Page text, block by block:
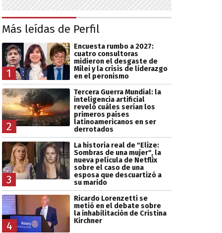
Más leídas de Perfil
1
Encuesta rumbo a 2027:
cuatro consultoras
midieron el desgaste de
Milei y la crisis de liderazgo
en el peronismo
2
Tercera Guerra Mundial: la
inteligencia artificial
reveló cuáles serían los
primeros países
latinoamericanos en ser
derrotados
3
La historia real de "Elize:
Sombras de una mujer", la
nueva película de Netflix
sobre el caso de una
esposa que descuartizó a
su marido
4
Ricardo Lorenzetti se
metió en el debate sobre
la inhabilitación de Cristina
Kirchner